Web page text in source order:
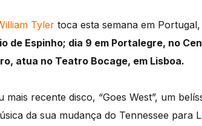
Tyler toca esta semana em
de Espinho; dia 9 em Portalegre, no
atua no Teatro Bocage, em Lisboa.
recente disco, “Goes West”, um
da sua mudança do Tennessee para